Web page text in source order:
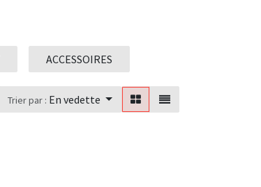
ACCESSOIRES
Trier par : En vedette